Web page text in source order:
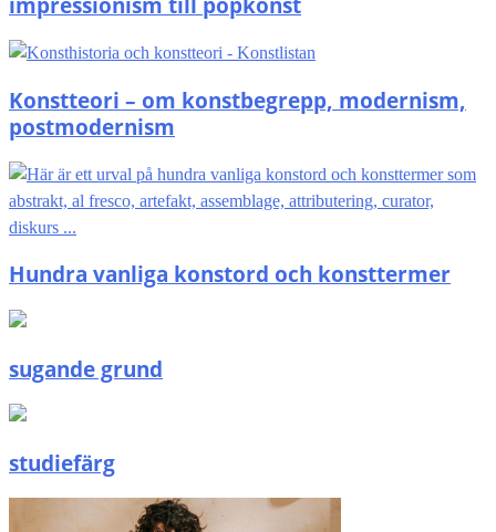
Konstteori – om konstbegrepp, modernism,
postmodernism
Hundra vanliga konstord och konsttermer
sugande grund
studiefärg